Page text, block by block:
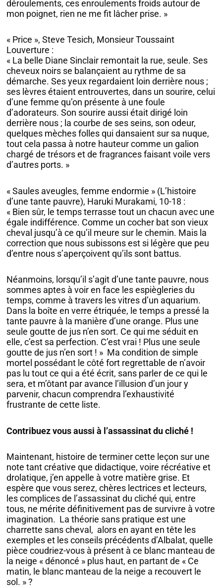
déroulements, ces enroulements froids autour de
mon poignet, rien ne me fit lâcher prise. »
« Price », Steve Tesich, Monsieur Toussaint
Louverture :
« La belle Diane Sinclair remontait la rue, seule. Ses
cheveux noirs se balançaient au rythme de sa
démarche. Ses yeux regardaient loin derrière nous ;
ses lèvres étaient entrouvertes, dans un sourire, celui
d’une femme qu’on présente à une foule
d’adorateurs. Son sourire aussi était dirigé loin
derrière nous ; la courbe de ses seins, son odeur,
quelques mèches folles qui dansaient sur sa nuque,
tout cela passa à notre hauteur comme un galion
chargé de trésors et de fragrances faisant voile vers
d’autres ports. »
« Saules aveugles, femme endormie » (L’histoire
d’une tante pauvre), Haruki Murakami, 10-18 :
« Bien sûr, le temps terrasse tout un chacun avec une
égale indifférence. Comme un cocher bat son vieux
cheval jusqu’à ce qu’il meure sur le chemin. Mais la
correction que nous subissons est si légère que peu
d’entre nous s’aperçoivent qu’ils sont battus.
Néanmoins, lorsqu’il s’agit d’une tante pauvre, nous
sommes aptes à voir en face les espiègleries du
temps, comme à travers les vitres d’un aquarium.
Dans la boîte en verre étriquée, le temps a pressé la
tante pauvre à la manière d’une orange. Plus une
seule goutte de jus n’en sort. Ce qui me séduit en
elle, c’est sa perfection. C’est vrai ! Plus une seule
goutte de jus n’en sort ! » Ma condition de simple
mortel possédant le côté fort regrettable de n’avoir
pas lu tout ce qui a été écrit, sans parler de ce qui le
sera, et m’ôtant par avance l’illusion d’un jour y
parvenir, chacun comprendra l’exhaustivité
frustrante de cette liste.
Contribuez vous aussi à l’assassinat du cliché !
Maintenant, histoire de terminer cette leçon sur une
note tant créative que didactique, voire récréative et
drolatique, j’en appelle à votre matière grise. Et
espère que vous serez, chères lectrices et lecteurs,
les complices de l’assassinat du cliché qui, entre
tous, ne mérite définitivement pas de survivre à votre
imagination. La théorie sans pratique est une
charrette sans cheval, alors en ayant en tête les
exemples et les conseils précédents d’Albalat, quelle
pièce coudriez-vous à présent à ce blanc manteau de
la neige « dénoncé » plus haut, en partant de « Ce
matin, le blanc manteau de la neige a recouvert le
sol. » ?